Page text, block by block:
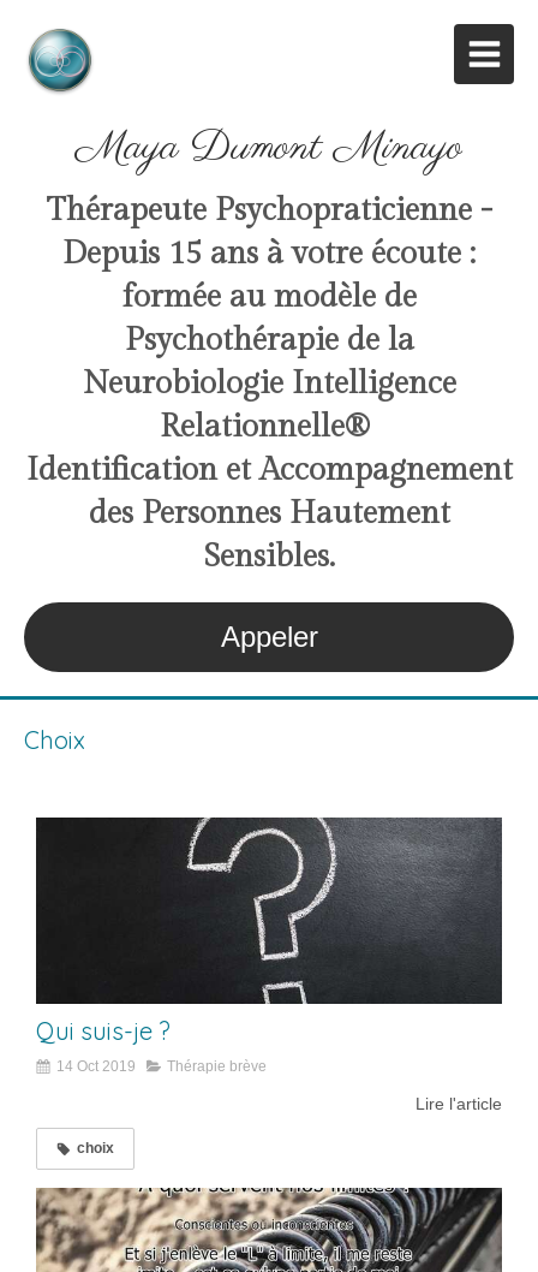
Maya Dumont Minayo
Thérapeute Psychopraticienne -
Depuis 15 ans à votre écoute :
formée au modèle de
Psychothérapie de la
Neurobiologie Intelligence
Relationnelle®
Identification et Accompagnement
des Personnes Hautement
Sensibles.
Appeler
Choix
Qui suis-je ?
14 Oct 2019 Thérapie brève
Lire l'article
choix